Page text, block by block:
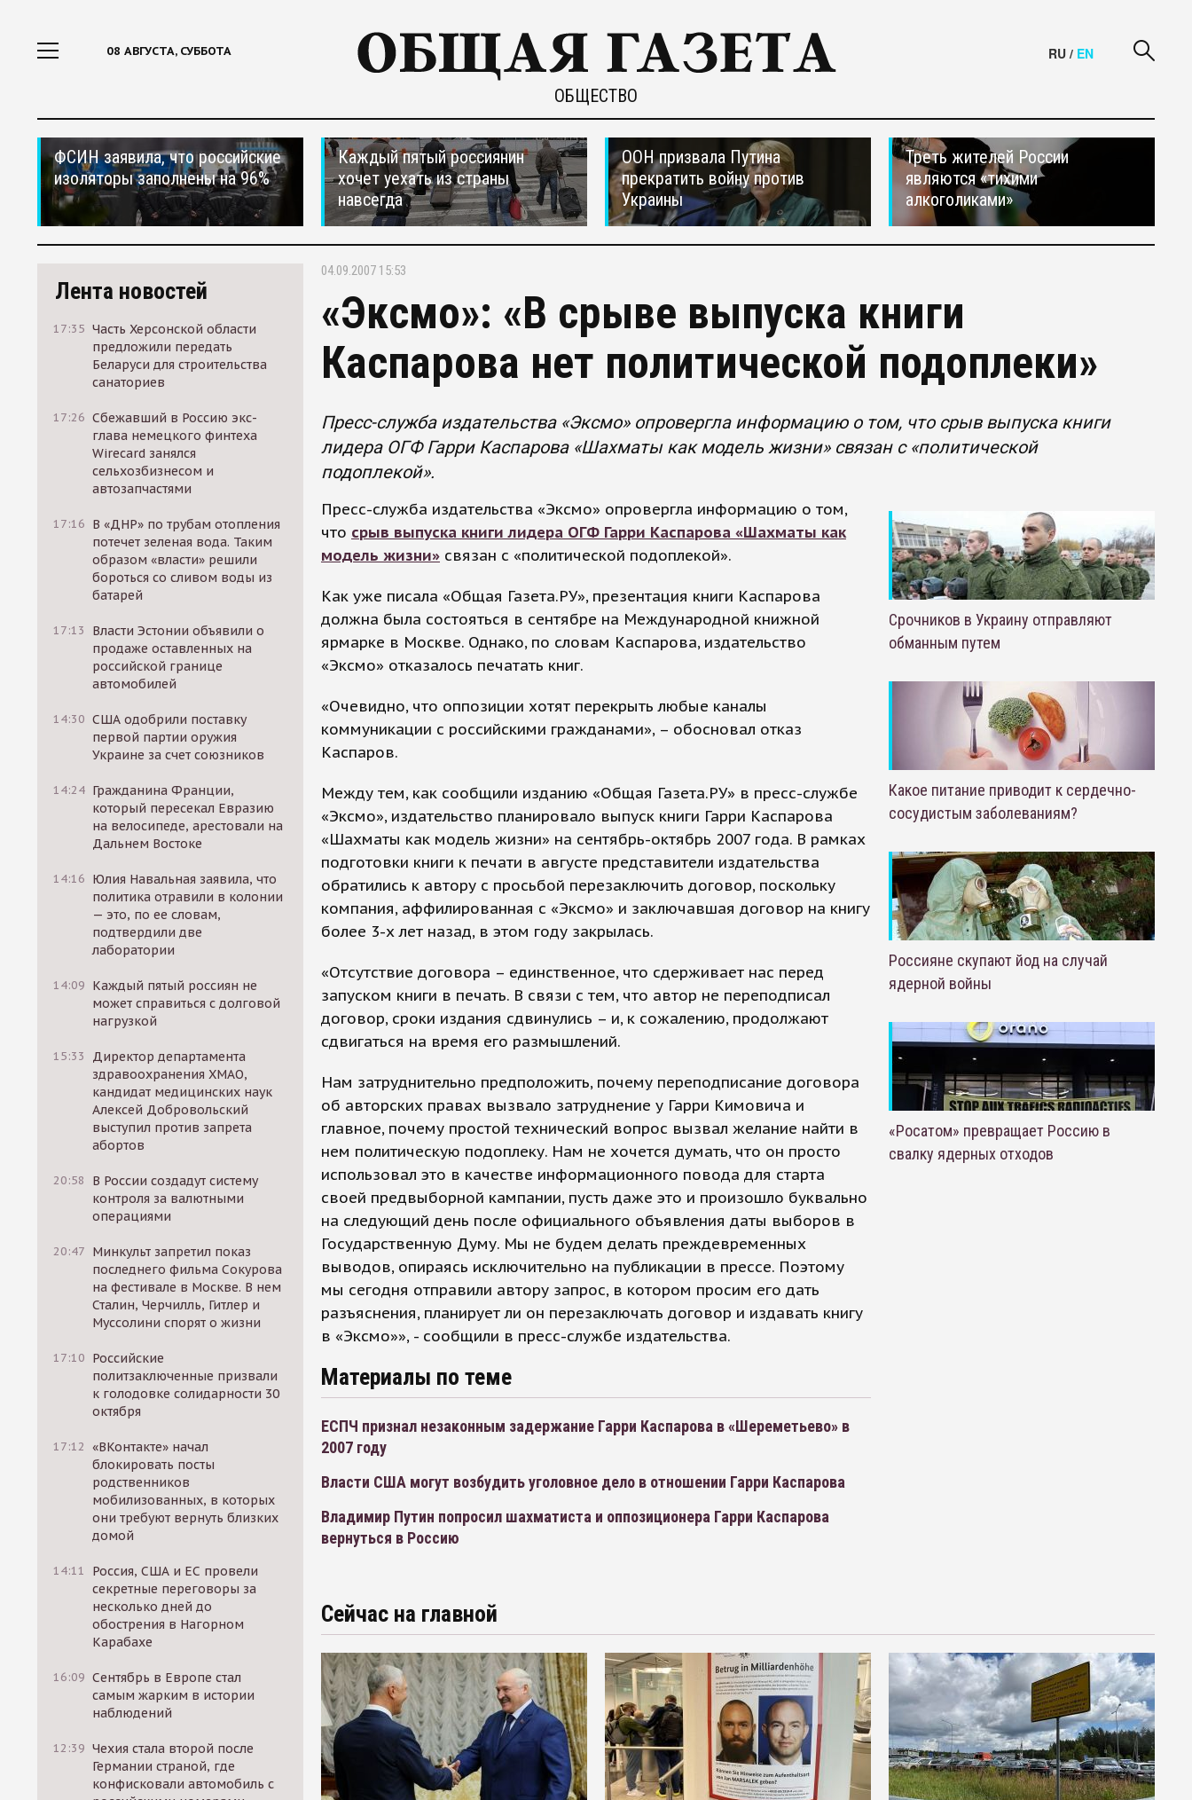
08 АВГУСТА, СУББОТА
ОБЩЕСТВО
RU / EN
ФСИН заявила, что российские
изоляторы заполнены на 96%
Каждый пятый россиянин
хочет уехать из страны
навсегда
ООН призвала Путина
прекратить войну против
Украины
Треть жителей России
являются «тихими
алкоголиками»
Лента новостей
17:35 Часть Херсонской области
предложили передать
Беларуси для строительства
санаториев
17:26 Сбежавший в Россию экс-
глава немецкого финтеха
Wirecard занялся
сельхозбизнесом и
автозапчастями
17:16 В «ДНР» по трубам отопления
потечет зеленая вода. Таким
образом «власти» решили
бороться со сливом воды из
батарей
17:13
Власти Эстонии объявили о
продаже оставленных на
российской границе
автомобилей
14:30 США одобрили поставку
первой партии оружия
Украине за счет союзников
14:24 Гражданина Франции,
который пересекал Евразию
на велосипеде, арестовали на
Дальнем Востоке
14:16 Юлия Навальная заявила, что
политика отравили в колонии
— это, по ее словам,
подтвердили две
лаборатории
14:09 Каждый пятый россиян не
может справиться с долговой
нагрузкой
15:33
Директор департамента
здравоохранения ХМАО,
кандидат медицинских наук
Алексей Добровольский
выступил против запрета
абортов
20:58
В России создадут систему
контроля за валютными
операциями
20:47 Минкульт запретил показ
последнего фильма Сокурова
на фестивале в Москве. В нем
Сталин, Черчилль, Гитлер и
Муссолини спорят о жизни
17:10 Российские
политзаключенные призвали
к голодовке солидарности 30
октября
17:12 «ВКонтакте» начал
блокировать посты
родственников
мобилизованных, в которых
они требуют вернуть близких
домой
14:11
Россия, США и ЕС провели
секретные переговоры за
несколько дней до
обострения в Нагорном
Карабахе
16:09 Сентябрь в Европе стал
самым жарким в истории
наблюдений
12:39 Чехия стала второй после
Германии страной, где
конфисковали автомобиль с
04.09.2007 15:53
«Эксмо»: «В срыве выпуска книги
Каспарова нет политической подоплеки»
Пресс-служба издательства «Эксмо» опровергла информацию о том, что срыв выпуска книги
лидера ОГФ Гарри Каспарова «Шахматы как модель жизни» связан с «политической
подоплекой».
Пресс-служба издательства «Эксмо» опровергла информацию о том,
что срыв выпуска книги лидера ОГФ Гарри Каспарова «Шахматы как
модель жизни» связан с «политической подоплекой».
Как уже писала «Общая Газета.РУ», презентация книги Каспарова
должна была состояться в сентябре на Международной книжной
ярмарке в Москве. Однако, по словам Каспарова, издательство
«Эксмо» отказалось печатать книг.
«Очевидно, что оппозиции хотят перекрыть любые каналы
коммуникации с российскими гражданами», – обосновал отказ
Каспаров.
Между тем, как сообщили изданию «Общая Газета.РУ» в пресс-службе
«Эксмо», издательство планировало выпуск книги Гарри Каспарова
«Шахматы как модель жизни» на сентябрь-октябрь 2007 года. В рамках
подготовки книги к печати в августе представители издательства
обратились к автору с просьбой перезаключить договор, поскольку
компания, аффилированная с «Эксмо» и заключавшая договор на книгу
более 3-х лет назад, в этом году закрылась.
«Отсутствие договора – единственное, что сдерживает нас перед
запуском книги в печать. В связи с тем, что автор не переподписал
договор, сроки издания сдвинулись – и, к сожалению, продолжают
сдвигаться на время его размышлений.
Нам затруднительно предположить, почему переподписание договора
об авторских правах вызвало затруднение у Гарри Кимовича и
главное, почему простой технический вопрос вызвал желание найти в
нем политическую подоплеку. Нам не хочется думать, что он просто
использовал это в качестве информационного повода для старта
своей предвыборной кампании, пусть даже это и произошло буквально
на следующий день после официального объявления даты выборов в
Государственную Думу. Мы не будем делать преждевременных
выводов, опираясь исключительно на публикации в прессе. Поэтому
мы сегодня отправили автору запрос, в котором просим его дать
разъяснения, планирует ли он перезаключать договор и издавать книгу
в «Эксмо»», - сообщили в пресс-службе издательства.
Материалы по теме
ЕСПЧ признал незаконным задержание Гарри Каспарова в «Шереметьево» в
2007 году
Власти США могут возбудить уголовное дело в отношении Гарри Каспарова
Владимир Путин попросил шахматиста и оппозиционера Гарри Каспарова
вернуться в Россию
Срочников в Украину отправляют
обманным путем
Какое питание приводит к сердечно-
сосудистым заболеваниям?
Россияне скупают йод на случай
ядерной войны
«Росатом» превращает Россию в
свалку ядерных отходов
Сейчас на главной